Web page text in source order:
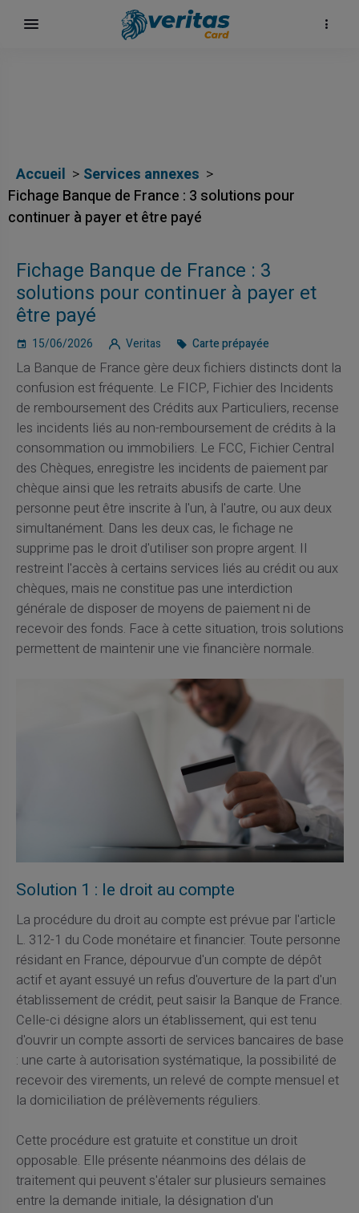
Accueil
Services annexes
Fichage Banque de France : 3 solutions pour
continuer à payer et être payé
Fichage Banque de France : 3
solutions pour continuer à payer et
être payé
15/06/2026 Veritas Carte prépayée
La Banque de France gère deux fichiers distincts dont la
confusion est fréquente. Le FICP, Fichier des Incidents
de remboursement des Crédits aux Particuliers, recense
les incidents liés au non-remboursement de crédits à la
consommation ou immobiliers. Le FCC, Fichier Central
des Chèques, enregistre les incidents de paiement par
chèque ainsi que les retraits abusifs de carte. Une
personne peut être inscrite à l'un, à l'autre, ou aux deux
simultanément. Dans les deux cas, le fichage ne
supprime pas le droit d'utiliser son propre argent. Il
restreint l'accès à certains services liés au crédit ou aux
chèques, mais ne constitue pas une interdiction
générale de disposer de moyens de paiement ni de
recevoir des fonds. Face à cette situation, trois solutions
permettent de maintenir une vie financière normale.
Solution 1 : le droit au compte
La procédure du droit au compte est prévue par l'article
L. 312-1 du Code monétaire et financier. Toute personne
résidant en France, dépourvue d'un compte de dépôt
actif et ayant essuyé un refus d'ouverture de la part d'un
établissement de crédit, peut saisir la Banque de France.
Celle-ci désigne alors un établissement, qui est tenu
d'ouvrir un compte assorti de services bancaires de base
: une carte à autorisation systématique, la possibilité de
recevoir des virements, un relevé de compte mensuel et
la domiciliation de prélèvements réguliers.
Cette procédure est gratuite et constitue un droit
opposable. Elle présente néanmoins des délais de
traitement qui peuvent s'étaler sur plusieurs semaines
entre la demande initiale, la désignation d'un